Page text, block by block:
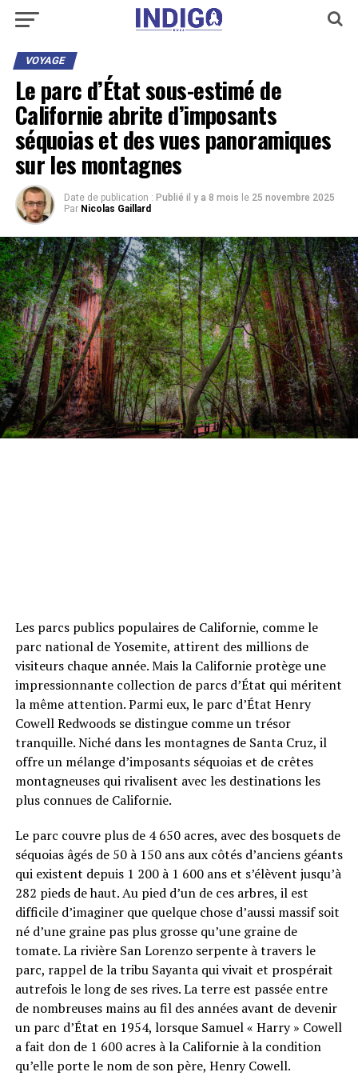
VOYAGE
Le parc d’État sous-estimé de
Californie abrite d’imposants
séquoias et des vues panoramiques
sur les montagnes
Date de publication : Publié il y a 8 mois le 25 novembre 2025
Par Nicolas Gaillard
Les parcs publics populaires de Californie, comme le
parc national de Yosemite, attirent des millions de
visiteurs chaque année. Mais la Californie protège une
impressionnante collection de parcs d’État qui méritent
la même attention. Parmi eux, le parc d’État Henry
Cowell Redwoods se distingue comme un trésor
tranquille. Niché dans les montagnes de Santa Cruz, il
offre un mélange d’imposants séquoias et de crêtes
montagneuses qui rivalisent avec les destinations les
plus connues de Californie.
Le parc couvre plus de 4 650 acres, avec des bosquets de
séquoias âgés de 50 à 150 ans aux côtés d’anciens géants
qui existent depuis 1 200 à 1 600 ans et s’élèvent jusqu’à
282 pieds de haut. Au pied d’un de ces arbres, il est
difficile d’imaginer que quelque chose d’aussi massif soit
né d’une graine pas plus grosse qu’une graine de
tomate. La rivière San Lorenzo serpente à travers le
parc, rappel de la tribu Sayanta qui vivait et prospérait
autrefois le long de ses rives. La terre est passée entre
de nombreuses mains au fil des années avant de devenir
un parc d’État en 1954, lorsque Samuel « Harry » Cowell
a fait don de 1 600 acres à la Californie à la condition
qu’elle porte le nom de son père, Henry Cowell.